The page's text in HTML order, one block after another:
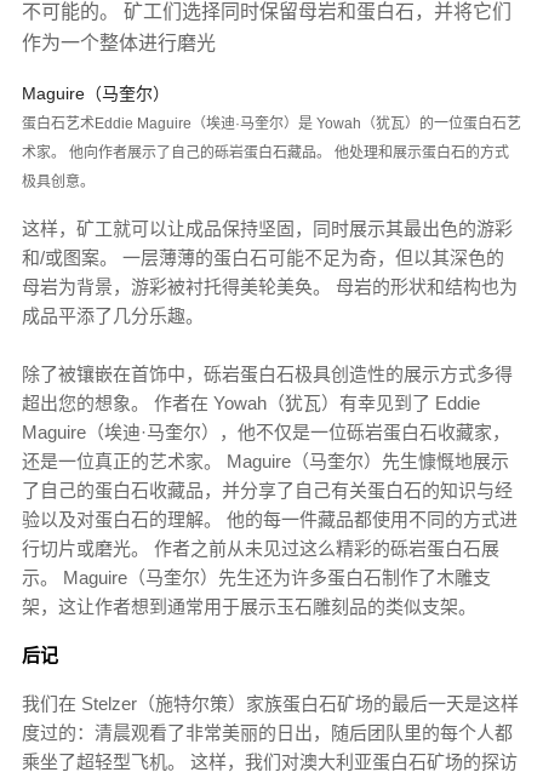
不可能的。 矿工们选择同时保留母岩和蛋白石，并将它们
作为一个整体进行磨光
Maguire（马奎尔）
蛋白石艺术Eddie Maguire（埃迪·马奎尔）是 Yowah（犹瓦）的一位蛋白石艺
术家。 他向作者展示了自己的砾岩蛋白石藏品。 他处理和展示蛋白石的方式
极具创意。
这样，矿工就可以让成品保持坚固，同时展示其最出色的游彩
和/或图案。 一层薄薄的蛋白石可能不足为奇，但以其深色的
母岩为背景，游彩被衬托得美轮美奂。 母岩的形状和结构也为
成品平添了几分乐趣。
除了被镶嵌在首饰中，砾岩蛋白石极具创造性的展示方式多得
超出您的想象。 作者在 Yowah（犹瓦）有幸见到了 Eddie
Maguire（埃迪·马奎尔），他不仅是一位砾岩蛋白石收藏家，
还是一位真正的艺术家。 Maguire（马奎尔）先生慷慨地展示
了自己的蛋白石收藏品，并分享了自己有关蛋白石的知识与经
验以及对蛋白石的理解。 他的每一件藏品都使用不同的方式进
行切片或磨光。 作者之前从未见过这么精彩的砾岩蛋白石展
示。 Maguire（马奎尔）先生还为许多蛋白石制作了木雕支
架，这让作者想到通常用于展示玉石雕刻品的类似支架。
后记
我们在 Stelzer（施特尔策）家族蛋白石矿场的最后一天是这样
度过的：清晨观看了非常美丽的日出，随后团队里的每个人都
乘坐了超轻型飞机。 这样，我们对澳大利亚蛋白石矿场的探访